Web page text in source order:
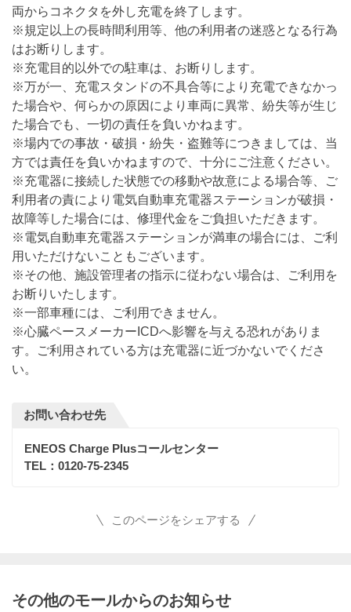
両からコネクタを外し充電を終了します。
※規定以上の長時間利用等、他の利用者の迷惑となる行為
はお断りします。
※充電目的以外での駐車は、お断りします。
※万が一、充電スタンドの不具合等により充電できなかっ
た場合や、何らかの原因により車両に異常、紛失等が生じ
た場合でも、一切の責任を負いかねます。
※場内での事故・破損・紛失・盗難等につきましては、当
方では責任を負いかねますので、十分にご注意ください。
※充電器に接続した状態での移動や故意による場合等、ご
利用者の責により電気自動車充電器ステーションが破損・
故障等した場合には、修理代金をご負担いただきます。
※電気自動車充電器ステーションが満車の場合には、ご利
用いただけないこともございます。
※その他、施設管理者の指示に従わない場合は、ご利用を
お断りいたします。
※一部車種には、ご利用できません。
※心臓ペースメーカーICDへ影響を与える恐れがありま
す。ご利用されている方は充電器に近づかないでくださ
い。
お問い合わせ先
ENEOS Charge Plusコールセンター
TEL：0120-75-2345
このページをシェアする
その他のモールからのお知らせ